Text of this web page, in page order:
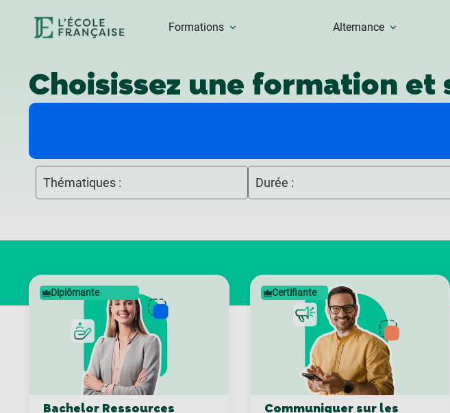
Formations Alternance
Choisissez une formation
Thématiques : Durée :
Diplômante
Bachelor Ressources
Certifiante
Communiquer sur les